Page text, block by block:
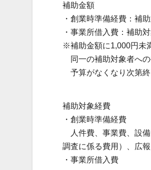
補助金額
・創業時準備経費：補
・事業所借入費：補助
※補助金額に1,000円未
同一の補助対象者への
予算がなくなり次第終
補助対象経費
・創業時準備経費
人件費、事業費、設備
調査に係る費用）、広
・事業所借入費